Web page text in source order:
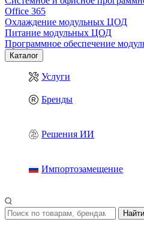
Office 365
Охлаждение модульных ЦОД
Питание модульных ЦОД
Программное обеспечение
Каталог
Услуги
Бренды
Решения ИИ
Импортозамещение
Найти